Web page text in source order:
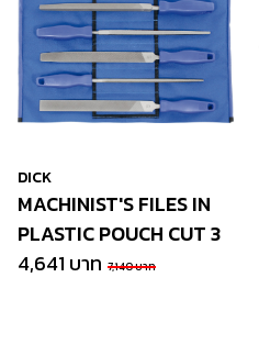
DICK
MACHINIST'S FILES IN
PLASTIC POUCH CUT 3
4,641 บาท 7,140 บาท